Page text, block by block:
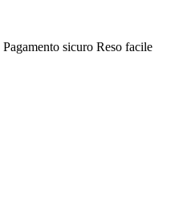
Pagamento sicuro Reso facile